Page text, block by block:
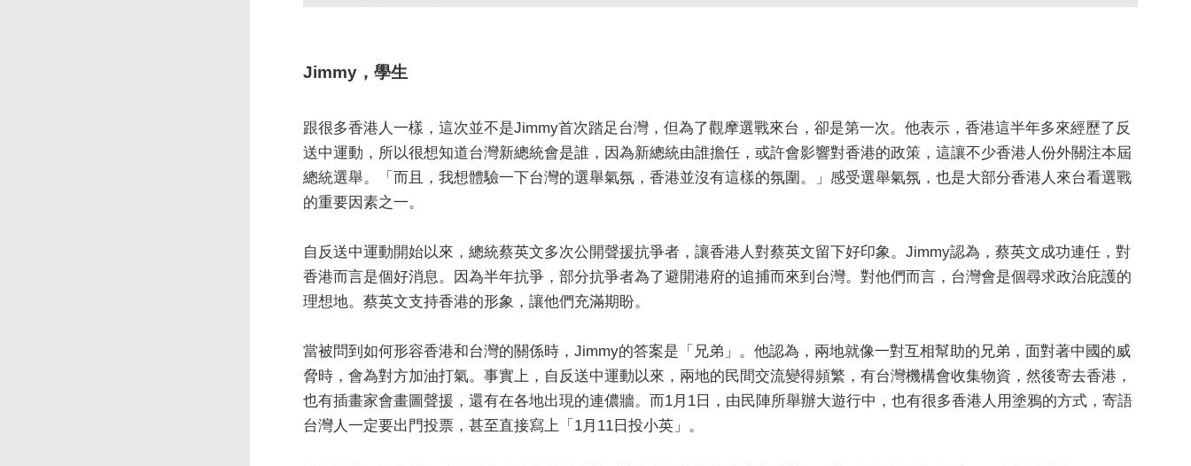
Jimmy，學生
跟很多香港人一樣，這次並不是Jimmy首次踏足台灣，但為了觀摩選戰來台，卻是第一次。他表示，香港這半年多來經歷了反
送中運動，所以很想知道台灣新總統會是誰，因為新總統由誰擔任，或許會影響對香港的政策，這讓不少香港人份外關注本屆
總統選舉。「而且，我想體驗一下台灣的選舉氣氛，香港並沒有這樣的氛圍。」感受選舉氣氛，也是大部分香港人來台看選戰
的重要因素之一。
自反送中運動開始以來，總統蔡英文多次公開聲援抗爭者，讓香港人對蔡英文留下好印象。Jimmy認為，蔡英文成功連任，對
香港而言是個好消息。因為半年抗爭，部分抗爭者為了避開港府的追捕而來到台灣。對他們而言，台灣會是個尋求政治庇護的
理想地。蔡英文支持香港的形象，讓他們充滿期盼。
當被問到如何形容香港和台灣的關係時，Jimmy的答案是「兄弟」。他認為，兩地就像一對互相幫助的兄弟，面對著中國的威
脅時，會為對方加油打氣。事實上，自反送中運動以來，兩地的民間交流變得頻繁，有台灣機構會收集物資，然後寄去香港，
也有插畫家會畫圖聲援，還有在各地出現的連儂牆。而1月1日，由民陣所舉辦大遊行中，也有很多香港人用塗鴉的方式，寄語
台灣人一定要出門投票，甚至直接寫上「1月11日投小英」。